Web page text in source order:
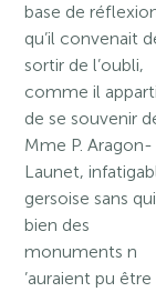
base de
qu’il convenait
sortir de l’oubli,
comme il
de se souvenir
Mme P. Aragon-
Launet,
gersoise sans qui
bien des
monuments n
’auraient pu être